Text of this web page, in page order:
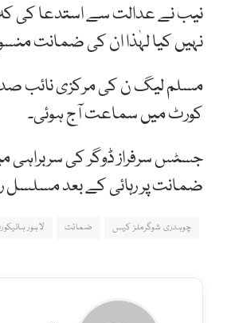
نیب نے عدالت سے استدعا کی کہ
نہیںکیا لہٰذا ان کیضمانت
مسلم لیگ ن کی مرکزی نائب
کورٹ میں سماعت آج ہوئی۔
جسٹس سرفراز ڈوگر کی سربراہی
ضمانت پر رہائی کے بعد مسلسل
چوہدری شوگرملز کیس ضمانت لاہور